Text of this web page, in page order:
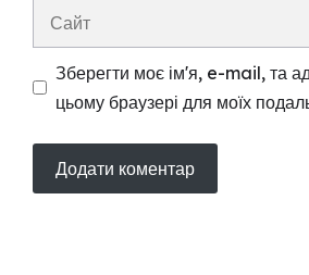
Зберегти моє ім'я, e-mail, та
цьому браузері для моїх